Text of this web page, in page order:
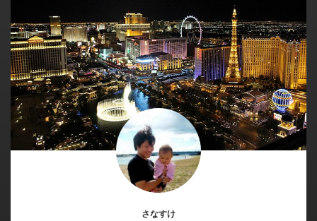
さなすけ